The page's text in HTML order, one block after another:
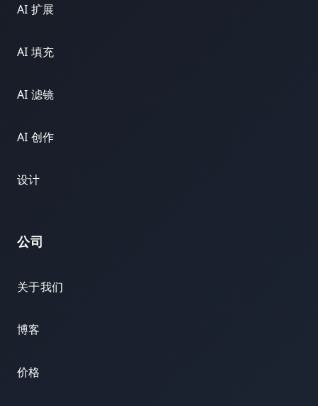
AI 扩展
AI 填充
AI 滤镜
AI 创作
设计
公司
关于我们
博客
价格